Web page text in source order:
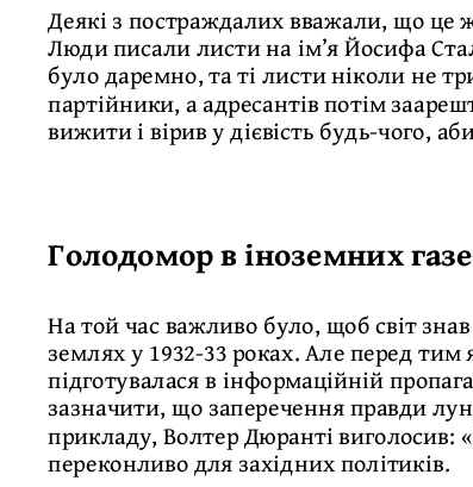
Деякі з постраждалих вважали, що це
Люди писали листи на ім’я Йосифа
було даремно, та ті листи ніколи не
партійники, а адресантів потім
вижити і вірив у дієвість будь-чого,
Голодомор в іноземних
На той час важливо було, щоб світ
землях у 1932-33 роках. Але перед
підготувалася в інформаційній
зазначити, що заперечення правди
прикладу, Волтер Дюранті виголосив:
переконливо для західних політиків.